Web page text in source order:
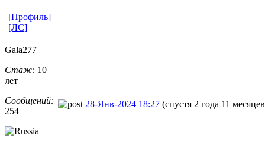
[Профиль]
[ЛС]
Gala277
Стаж: 10
лет
Сообщений:
254
28-Янв-2024 18:27 (спустя 2 года 11